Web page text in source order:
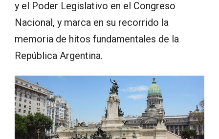
y el Poder Legislativo en el Congreso
Nacional, y marca en su recorrido la
memoria de hitos fundamentales de la
República Argentina.